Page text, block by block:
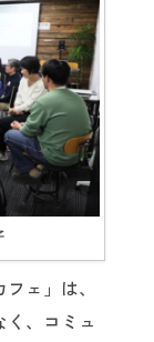
ェ」は、
、コミュ